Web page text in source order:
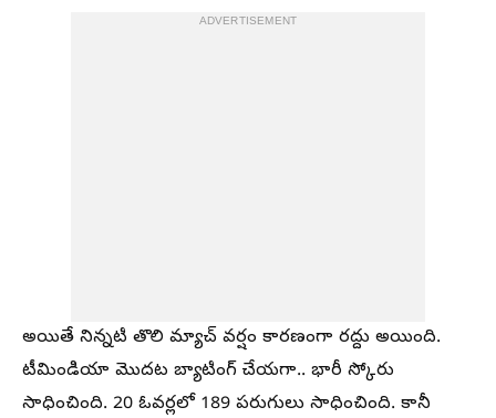
ADVERTISEMENT
అయితే నిన్నటి తొలి మ్యాచ్ వర్షం కారణంగా రద్దు అయింది.
టీమిండియా మొదట బ్యాటింగ్ చేయగా.. భారీ స్కోరు
సాధించింది. 20 ఓవర్లలో 189 పరుగులు సాధించింది. కానీ